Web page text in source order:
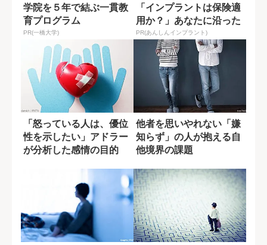
学院を５年で結ぶ一貫教
育プログラム
PR(一橋大学)
「インプラントは保険適
用か？」あなたに沿った
治療法や費用を...
PR(あんしんインプラント)
「怒っている人は、優位
性を示したい」アドラー
が分析した感情の目的
他者を思いやれない「嫌
知らず」の人が抱える自
他境界の課題